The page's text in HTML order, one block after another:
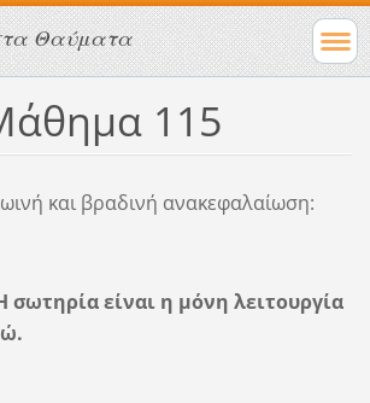
Θαύματα
115
και βραδινή ανακεφαλαίωση:
σωτηρία είναι η μόνη λειτουργία